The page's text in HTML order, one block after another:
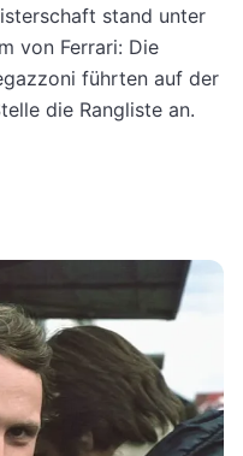
stand unter
von Ferrari: Die
führten auf der
die Rangliste an.